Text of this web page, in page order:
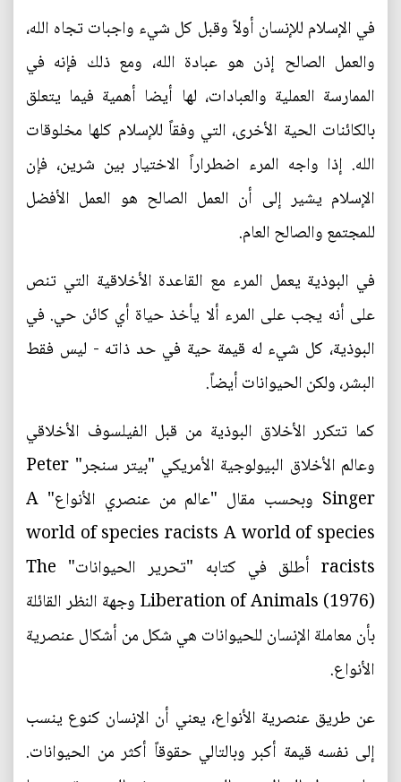
في الإسلام للإنسان أولاً وقبل كل شيء واجبات تجاه الله،
والعمل الصالح إذن هو عبادة الله، ومع ذلك فإنه في
الممارسة العملية والعبادات، لها أيضا أهمية فيما يتعلق
بالكائنات الحية الأخرى، التي وفقاً للإسلام كلها مخلوقات
الله. إذا واجه المرء اضطراراً الاختيار بين شرين، فإن
الإسلام يشير إلى أن العمل الصالح هو العمل الأفضل
للمجتمع والصالح العام.
في البوذية يعمل المرء مع القاعدة الأخلاقية التي تنص
على أنه يجب على المرء ألا يأخذ حياة أي كائن حي. في
البوذية، كل شيء له قيمة حية في حد ذاته - ليس فقط
البشر، ولكن الحيوانات أيضاً.
كما تتكرر الأخلاق البوذية من قبل الفيلسوف الأخلاقي
وعالم الأخلاق البيولوجية الأمريكي "بيتر سنجر" Peter
Singer وبحسب مقال "عالم من عنصري الأنواع" A
world of species racists A world of species
racists أطلق في كتابه "تحرير الحيوانات" The
Liberation of Animals (1976) وجهة النظر القائلة
بأن معاملة الإنسان للحيوانات هي شكل من أشكال عنصرية
الأنواع.
عن طريق عنصرية الأنواع، يعني أن الإنسان كنوع ينسب
إلى نفسه قيمة أكبر وبالتالي حقوقاً أكثر من الحيوانات.